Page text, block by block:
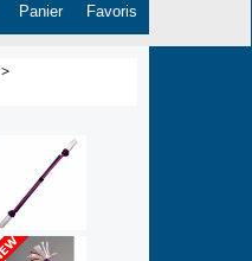
Panier Favoris
>